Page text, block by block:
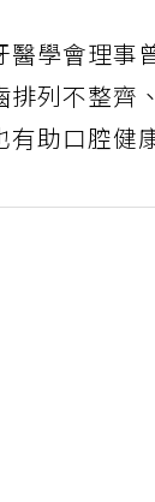
醫學會理事
排列不整齊
有助口腔健